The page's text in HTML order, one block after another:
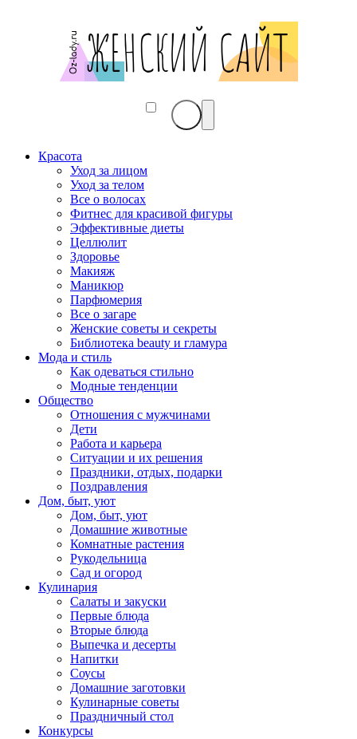
Красота
Уход за лицом
Уход за телом
Все о волосах
Фитнес для красивой фигуры
Эффективные диеты
Целлюлит
Здоровье
Макияж
Маникюр
Парфюмерия
Все о загаре
Женские советы и секреты
Библиотека beauty и гламура
Мода и стиль
Как одеваться стильно
Модные тенденции
Общество
Отношения с мужчинами
Дети
Работа и карьера
Ситуации и их решения
Праздники, отдых, подарки
Поздравления
Дом, быт, уют
Дом, быт, уют
Домашние животные
Комнатные растения
Рукодельница
Сад и огород
Кулинария
Салаты и закуски
Первые блюда
Вторые блюда
Выпечка и десерты
Напитки
Соусы
Домашние заготовки
Кулинарные советы
Праздничный стол
Конкурсы